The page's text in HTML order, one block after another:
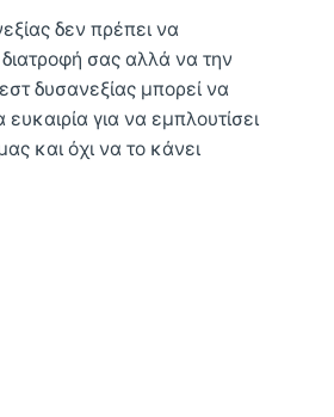
δεν πρέπει να
διατροφή σας αλλά να την
δυσανεξίας μπορεί να
ευκαιρία για να εμπλουτίσει
και όχι να το κάνει